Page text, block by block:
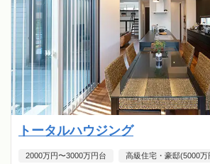
トータルハウジング
2000万円〜3000万円台 高級住宅・豪邸(5000万